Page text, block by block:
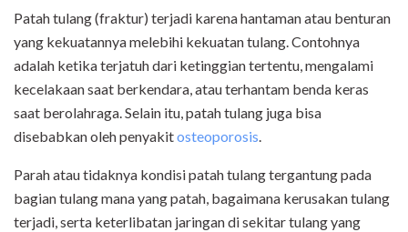
Patah tulang (fraktur) terjadi karena hantaman atau benturan
yang kekuatannya melebihi kekuatan tulang. Contohnya
adalah ketika terjatuh dari ketinggian tertentu, mengalami
kecelakaan saat berkendara, atau terhantam benda keras
saat berolahraga. Selain itu, patah tulang juga bisa
disebabkan oleh penyakitosteoporosis.
Parah atau tidaknya kondisi patah tulang tergantung pada
bagian tulang mana yang patah, bagaimana kerusakan tulang
terjadi, serta keterlibatan jaringan di sekitar tulang yang